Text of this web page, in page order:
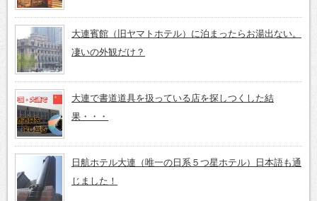
大連賓館（旧ヤマトホテル）に泊まったらお湯出ない。
凄いの外観だけ？
大連で書道道具を扱っている店を探しつくした結
果・・・
日航ホテル大連（唯一の日系５つ星ホテル）日本語も通
じました！